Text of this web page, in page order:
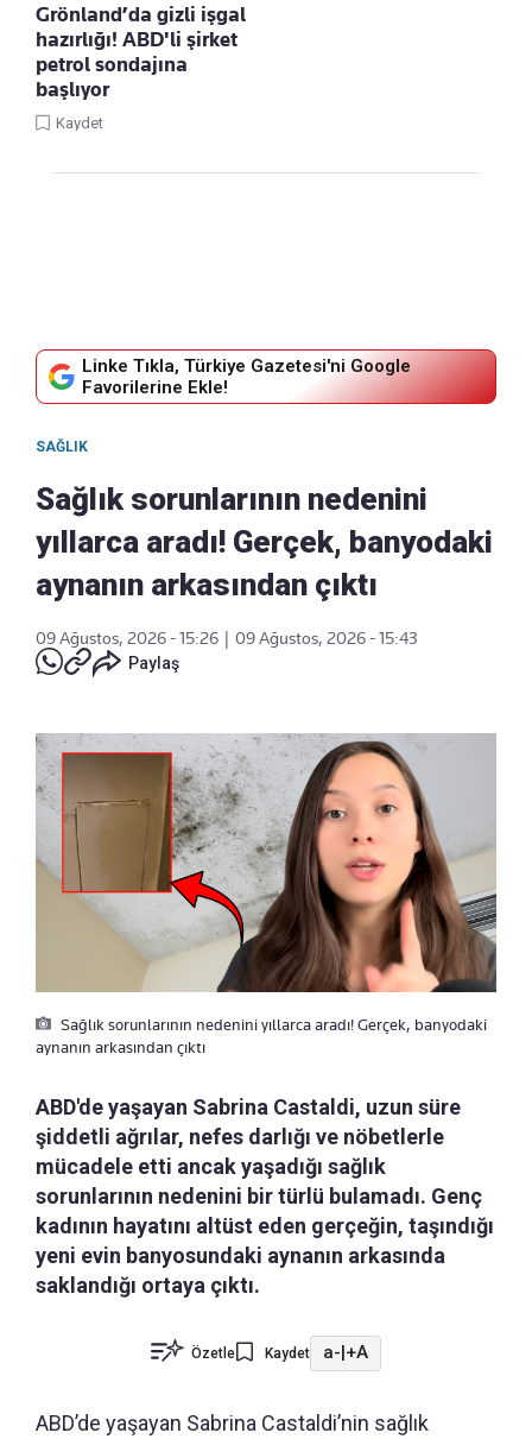
Grönland’da gizli işgal
hazırlığı! ABD'li şirket
petrol sondajına
başlıyor
Kaydet
Linke Tıkla, Türkiye Gazetesi'ni Google
Favorilerine Ekle!
SAĞLIK
Sağlık sorunlarının nedenini
yıllarca aradı! Gerçek, banyodaki
aynanın arkasından çıktı
09 Ağustos, 2026 - 15:26
09 Ağustos, 2026 - 15:43
Paylaş
Sağlık sorunlarının nedenini yıllarca aradı! Gerçek, banyodaki
aynanın arkasından çıktı
ABD'de yaşayan Sabrina Castaldi, uzun süre
şiddetli ağrılar, nefes darlığı ve nöbetlerle
mücadele etti ancak yaşadığı sağlık
sorunlarının nedenini bir türlü bulamadı. Genç
kadının hayatını altüst eden gerçeğin, taşındığı
yeni evin banyosundaki aynanın arkasında
saklandığı ortaya çıktı.
Özetle Kaydet a- +A
ABD’de yaşayan Sabrina Castaldi’nin sağlık